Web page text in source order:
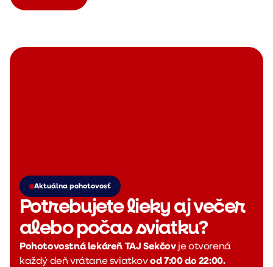
Aktuálna pohotovosť
Potrebujete lieky aj večer
alebo počas sviatku?
Pohotovostná lekáreň TAJ Sekčovje otvorená
každý deň vrátane sviatkovod 7:00 do 22:00.